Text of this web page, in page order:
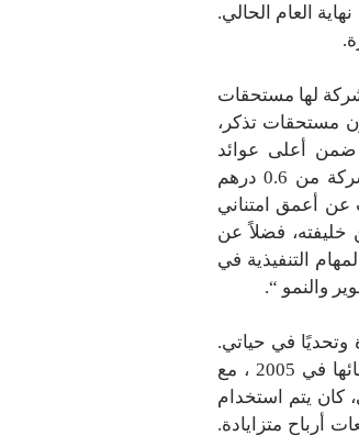
العام الحالي.
2013 ، تحولت دانة غاز من شركة لها مستحقات
مستحقات تذكر،
ضمن أعلى عوائد
التوزيعات على مستوى نظرائها في قطاع الطاقة. وخلال فترة تولي باتريك، ارتفع سعر سهم الشركة من 0.6 درهم
أعرب عن أعمق امتناني
خليفته، فضلاً عن
التنفيذية في
والنمو “.
وتحديًا في حياتي.
لقد كان مشاهدة تحول الشركة إنجازًا مرضيًا للغاية. ويعد عام 2021 أفضل أعوام الشركة منذ إنشائها في 2005 ، مع
كان يتم استخدام
أرباح متزايادة.